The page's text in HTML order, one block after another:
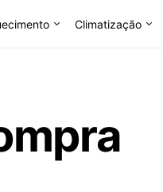
Climatização